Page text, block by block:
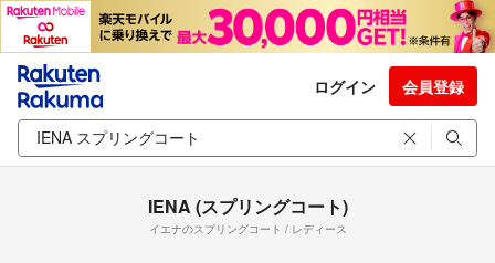
ログイン 会員登録
IENA (スプリングコート)
イエナのスプリングコート / レディース